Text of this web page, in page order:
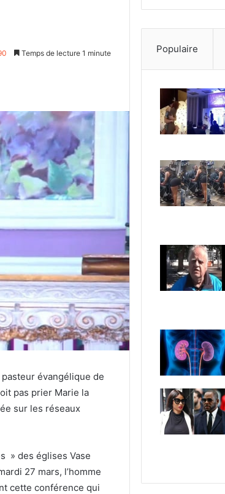
Temps de lecture 1 minute
évangélique de
pas prier Marie la
sur les réseaux
» des églises Vase
27 mars, l’homme
cette conférence qui
Populaire